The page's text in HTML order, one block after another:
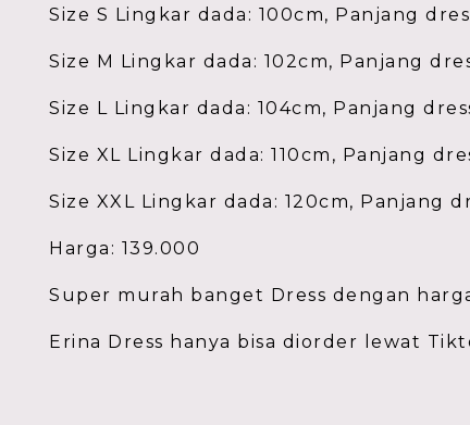
Size S Lingkar dada: 100cm, Panjang
Size M Lingkar dada: 102cm, Panjang
Size L Lingkar dada: 104cm, Panjang
Size XL Lingkar dada: 110cm, Panjang
Size XXL Lingkar dada: 120cm, Panjang
Harga: 139.000
Super murah banget Dress dengan
Erina Dress hanya bisa diorder lewat